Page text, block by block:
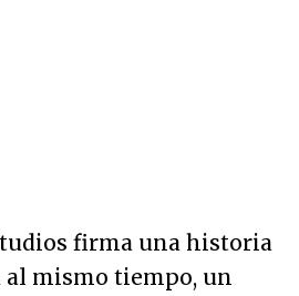
firma una historia
al mismo tiempo, un